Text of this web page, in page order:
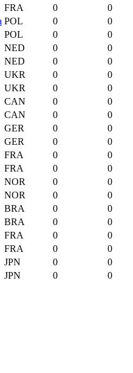
FRA 0
0
POL 0
0
POL 0
0
NED 0
0
NED 0
0
UKR 0
0
UKR 0
0
CAN 0
0
CAN 0
0
GER 0
0
GER 0
0
FRA 0
0
FRA 0
0
NOR 0
0
NOR 0
0
BRA 0
0
BRA 0
0
FRA 0
0
FRA 0
0
JPN 0
0
JPN 0
0